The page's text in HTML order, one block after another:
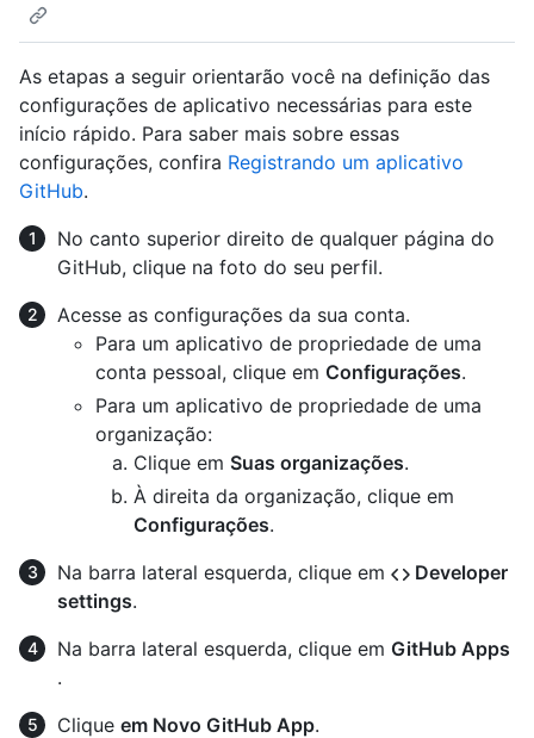
As etapas a seguir orientarão você na definição das
configurações de aplicativo necessárias para este
início rápido. Para saber mais sobre essas
configurações, confira Registrando um aplicativo
GitHub.
No canto superior direito de qualquer página do
GitHub, clique na foto do seu perfil.
Acesse as configurações da sua conta.
Para um aplicativo de propriedade de uma
conta pessoal, clique em Configurações.
Para um aplicativo de propriedade de uma
organização:
Clique em Suas organizações.
À direita da organização, clique em
Configurações.
Na barra lateral esquerda, clique em
Developer
settings.
Na barra lateral esquerda, clique em GitHub Apps
.
Clique em Novo GitHub App.